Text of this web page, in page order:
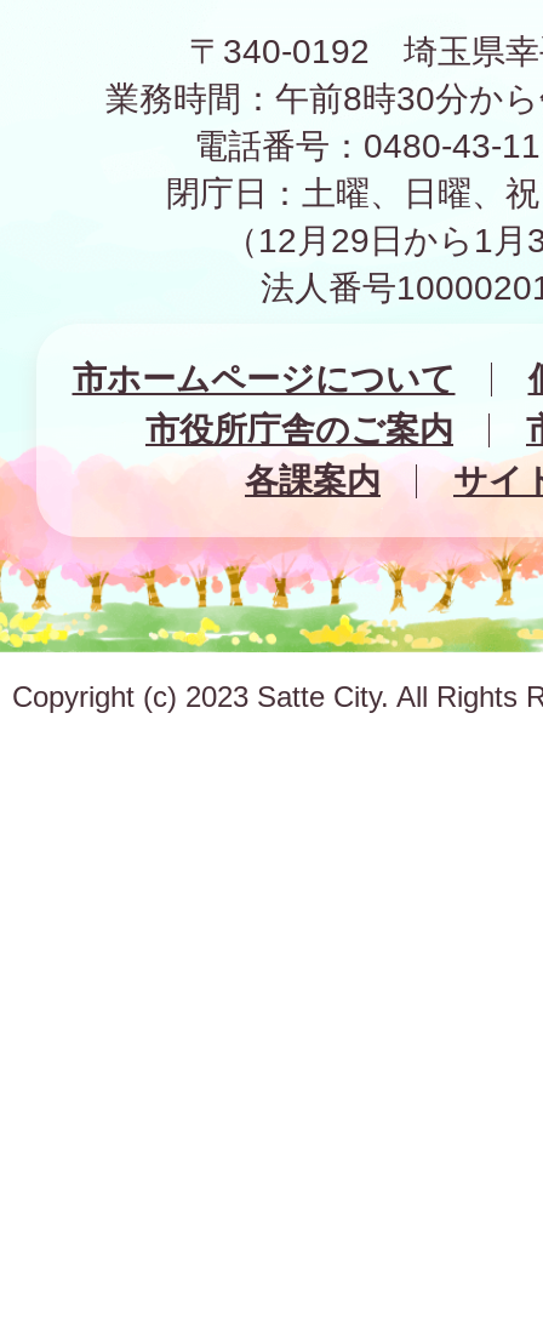
〒340-0192 埼玉県幸
業務時間：午前8時30分か
電話番号：0480-43-
閉庁日：土曜、日曜、
（12月29日から1
法人番号
市ホームページについて
市役所庁舎のご案内
各課案内
サイ
Copyright (c) 2023 Satte City. All Rights